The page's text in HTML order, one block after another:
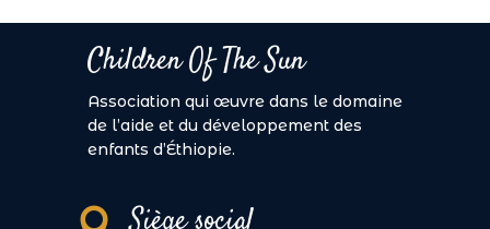
Children Of The Sun
Association qui œuvre dans le domaine
de l’aide et du développement des
enfants d’Éthiopie.